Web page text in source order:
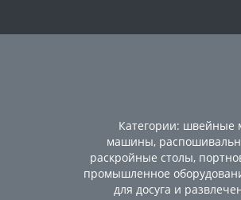
Категории: швейные
машины,
раскройные столы,
промышленное
для досуга и